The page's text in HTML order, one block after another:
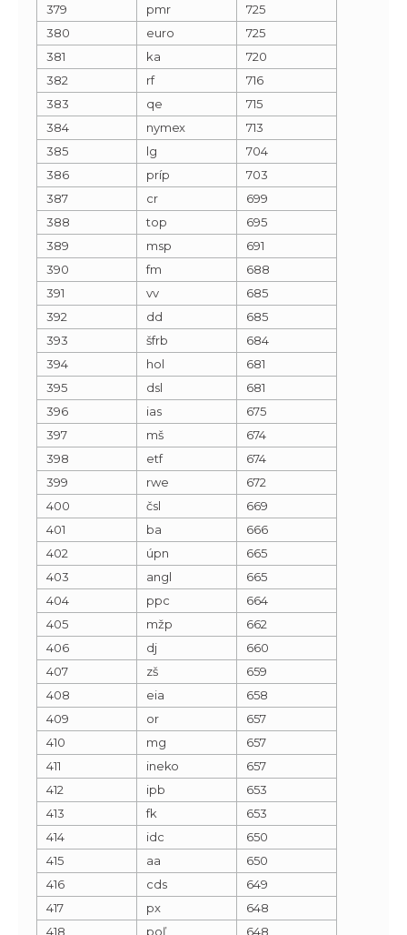
379
pmr
725
380
euro
725
381
ka
720
382
rf
716
383
qe
715
384
nymex
713
385
lg
704
386
príp
703
387
cr
699
388
top
695
389
msp
691
390
fm
688
391
vv
685
392
dd
685
393
šfrb
684
394
hol
681
395
dsl
681
396
ias
675
397
mš
674
398
etf
674
399
rwe
672
400
čsl
669
401
ba
666
402
úpn
665
403
angl
665
404
ppc
664
405
mžp
662
406
dj
660
407
zš
659
408
eia
658
409
or
657
410
mg
657
411
ineko
657
412
ipb
653
413
fk
653
414
idc
650
415
aa
650
416
cds
649
417
px
648
418
poľ 648